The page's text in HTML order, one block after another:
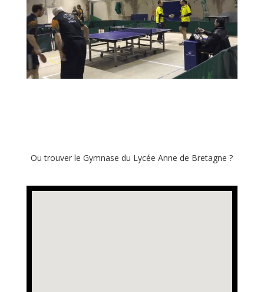
Ou trouver le Gymnase du Lycée Anne de Bretagne ?